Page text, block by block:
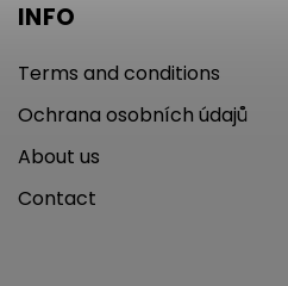
INFO
Terms and conditions
Ochrana osobních údajů
About us
Contact